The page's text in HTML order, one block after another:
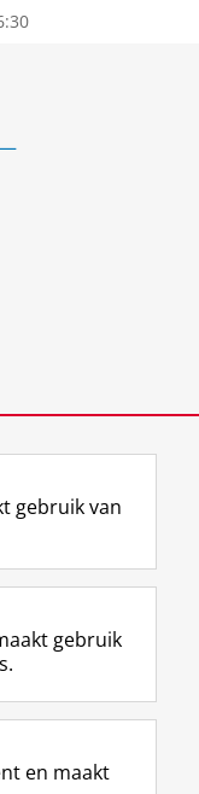
—
R
S
-
f
e
R
I
n
t
r
m
Y
o
T
e
k
gebruik van
gebruik
en maakt